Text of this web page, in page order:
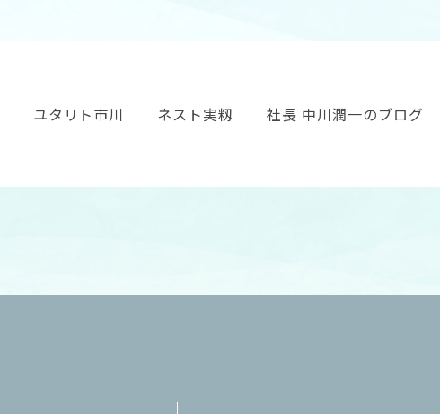
ユタリト市川 ネスト実籾 社長 中川潤一のブログ